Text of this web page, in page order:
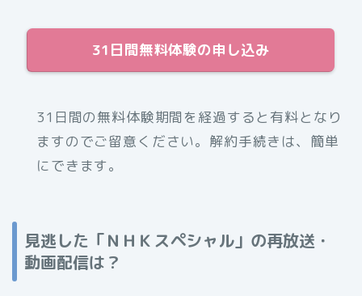
31日間無料体験の申し込み
31日間の無料体験期間を経過すると有料となり
ますのでご留意ください。解約手続きは、簡単
にできます。
見逃した「ＮＨＫスペシャル」の再放送・
動画配信は？